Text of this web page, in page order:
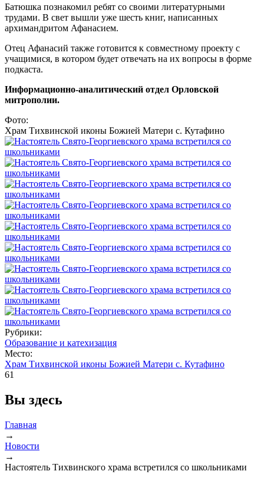
Батюшка познакомил ребят со своими литературными
трудами. В свет вышли уже шесть книг, написанных
архимандритом Афанасием.
Отец Афанасий также готовится к совместному проекту с
учащимися, в котором будет отвечать на их вопросы в форме
подкаста.
Информационно-аналитический отдел Орловской
митрополии.
Фото:
Храм Тихвинской иконы Божией Матери с. Кутафино
Рубрики:
Образование и катехизация
Место:
Храм Тихвинской иконы Божией Матери с. Кутафино
61
Вы здесь
Главная
→
Новости
→
Настоятель Тихвинского храма встретился со школьниками